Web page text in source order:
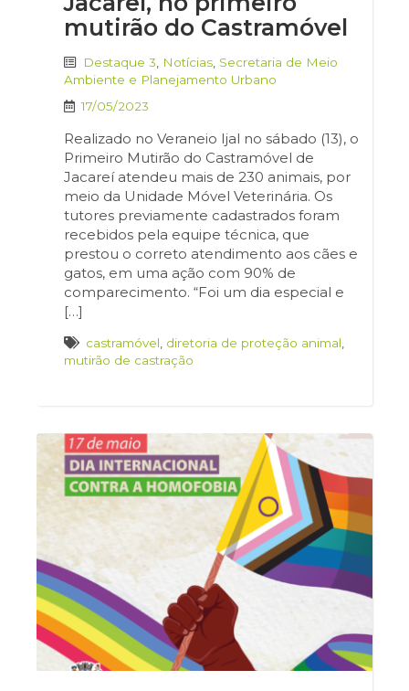
mutirão do Castramóvel
Destaque 3 Notícias Secretaria de Meio
Ambiente e Planejamento Urbano
17/05/2023
Realizado no Veraneio Ijal no sábado (13), o
Primeiro Mutirão do Castramóvel de
Jacareí atendeu mais de 230 animais, por
meio da Unidade Móvel Veterinária. Os
tutores previamente cadastrados foram
recebidos pela equipe técnica, que
prestou o correto atendimento aos cães e
gatos, em uma ação com 90% de
comparecimento. “Foi um dia especial e
[…]
castramóvel diretoria de proteção animal
mutirão de castração